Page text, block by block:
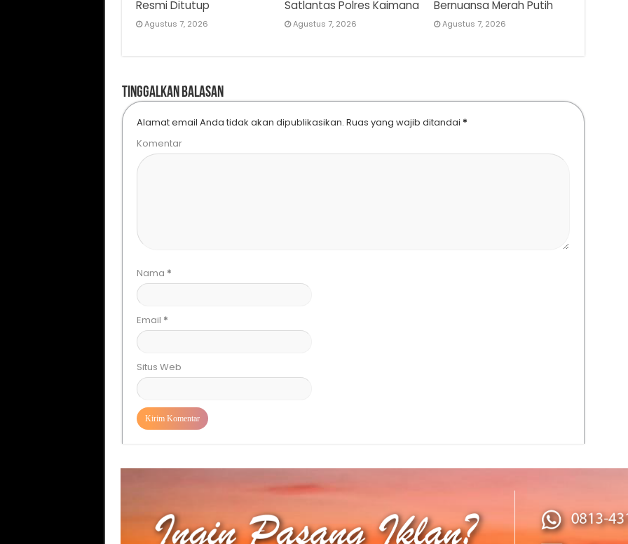
Resmi Ditutup
Agustus 7, 2026
Satlantas Polres Kaimana
Agustus 7, 2026
Bernuansa Merah Putih
Agustus 7, 2026
Tinggalkan Balasan
Alamat email Anda tidak akan dipublikasikan. Ruas yang wajib ditandai *
Komentar
Nama *
Email *
Situs Web